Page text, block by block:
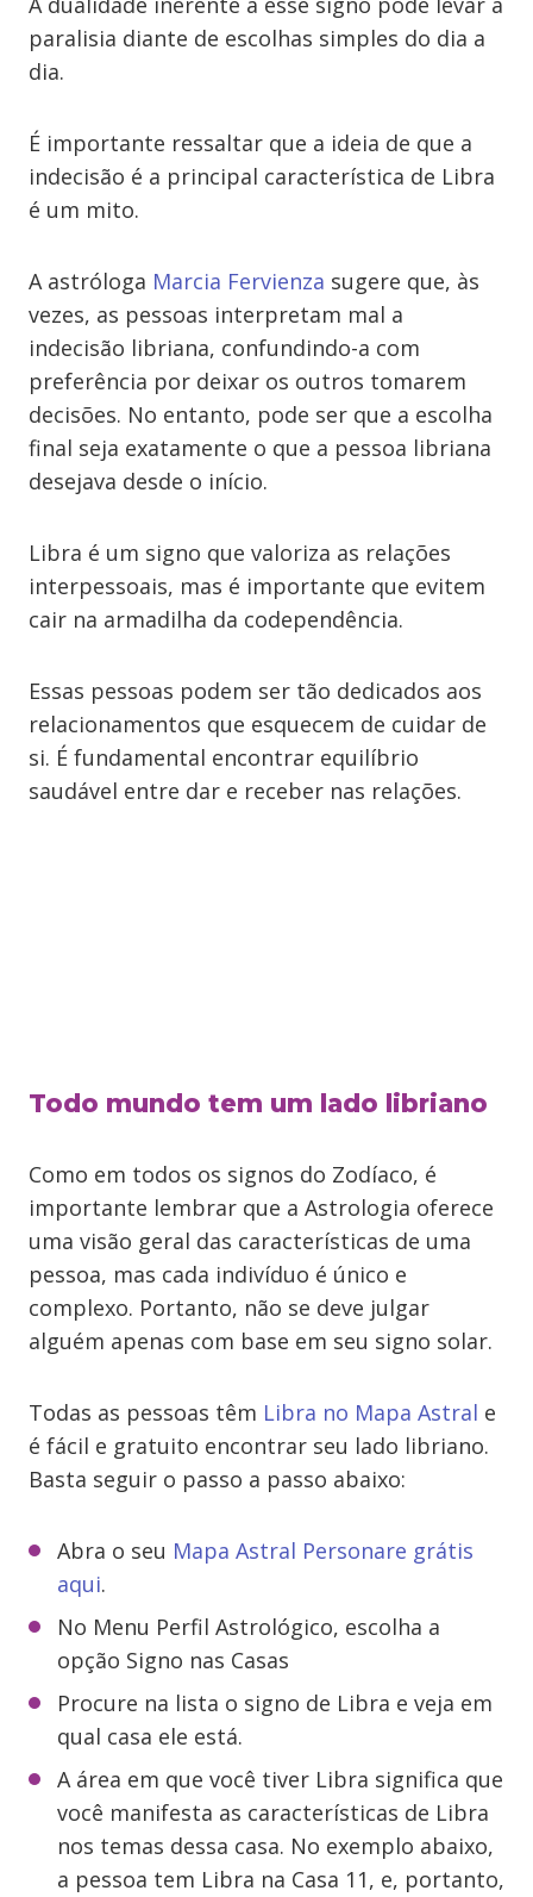
paralisia diante de escolhas simples do dia a
dia.
É importante ressaltar que a ideia de que a
indecisão é a principal característica de Libra
é um mito.
A astróloga Marcia Fervienza sugere que, às
vezes, as pessoas interpretam mal a
indecisão libriana, confundindo-a com
preferência por deixar os outros tomarem
decisões. No entanto, pode ser que a escolha
final seja exatamente o que a pessoa libriana
desejava desde o início.
Libra é um signo que valoriza as relações
interpessoais, mas é importante que evitem
cair na armadilha da codependência.
Essas pessoas podem ser tão dedicados aos
relacionamentos que esquecem de cuidar de
si. É fundamental encontrar equilíbrio
saudável entre dar e receber nas relações.
Todo mundo tem um lado libriano
Como em todos os signos do Zodíaco, é
importante lembrar que a Astrologia oferece
uma visão geral das características de uma
pessoa, mas cada indivíduo é único e
complexo. Portanto, não se deve julgar
alguém apenas com base em seu signo solar.
Todas as pessoas têm Libra no Mapa Astral e
é fácil e gratuito encontrar seu lado libriano.
Basta seguir o passo a passo abaixo:
Abra o seu Mapa Astral Personare grátis
aqui.
No Menu Perfil Astrológico, escolha a
opção Signo nas Casas
Procure na lista o signo de Libra e veja em
qual casa ele está.
A área em que você tiver Libra significa que
você manifesta as características de Libra
nos temas dessa casa. No exemplo abaixo,
a pessoa tem Libra na Casa 11, e, portanto,